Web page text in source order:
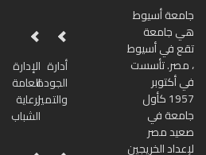
جامعة أسيوط
هي جامعة
تقع في أسيوط
، مصر. تأسست
في أكتوبر
1957 كأول
جامعة في
صعيد مصر
لإعداد الخريجين
أدارة
الجودة
والتميز
الإدارة
العامة
لرعاية
الشباب